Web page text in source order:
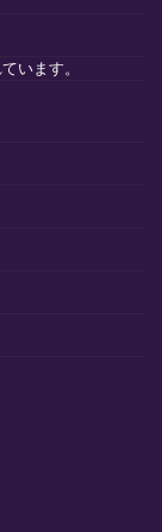
います。